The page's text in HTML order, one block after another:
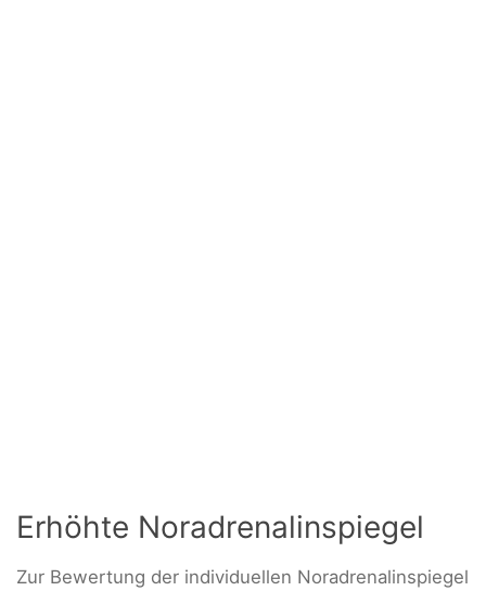
Erhöhte Noradrenalinspiegel
Zur Bewertung der individuellen Noradrenalinspiegel